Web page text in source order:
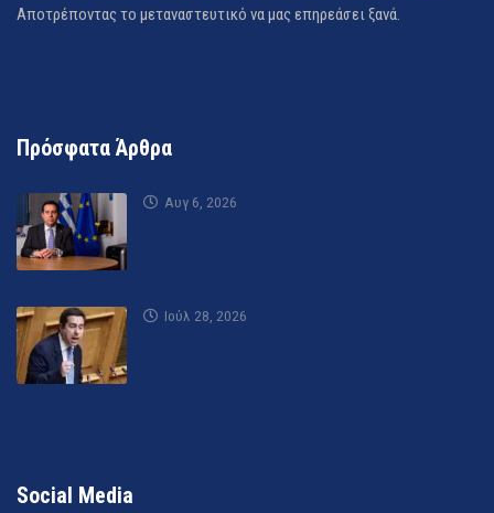
Αποτρέποντας το μεταναστευτικό να μας επηρεάσει ξανά.
Πρόσφατα Άρθρα
Αυγ 6, 2026
Ιούλ 28, 2026
Social Media